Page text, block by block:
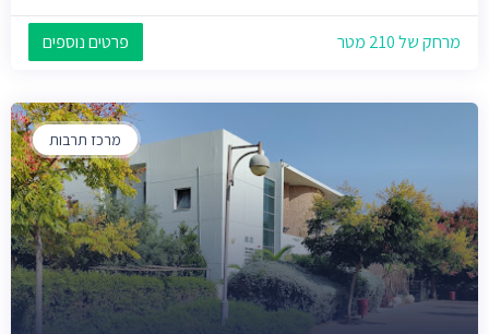
מרחק של 210 מטר פרטים נוספים
מרכז תרבות